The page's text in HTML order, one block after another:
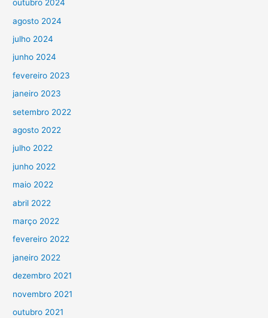
outubro 2024
agosto 2024
julho 2024
junho 2024
fevereiro 2023
janeiro 2023
setembro 2022
agosto 2022
julho 2022
junho 2022
maio 2022
abril 2022
março 2022
fevereiro 2022
janeiro 2022
dezembro 2021
novembro 2021
outubro 2021